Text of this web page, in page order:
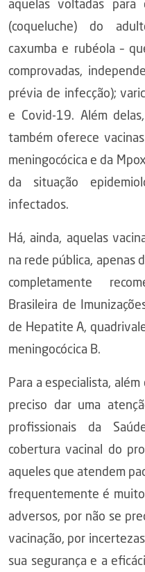
aquelas voltadas
(coqueluche) do
caxumba e rubéola –
comprovadas,
prévia de infecção);
e Covid-19. Além
também oferece
meningocócica e da
da situação
infectados.
Há, ainda, aquelas
na rede pública, apenas
completamente
Brasileira de
de Hepatite A,
meningocócica B.
Para a especialista,
preciso dar uma
profissionais da
cobertura vacinal do
aqueles que atendem
frequentemente é
adversos, por não se
vacinação, por
sua segurança e a